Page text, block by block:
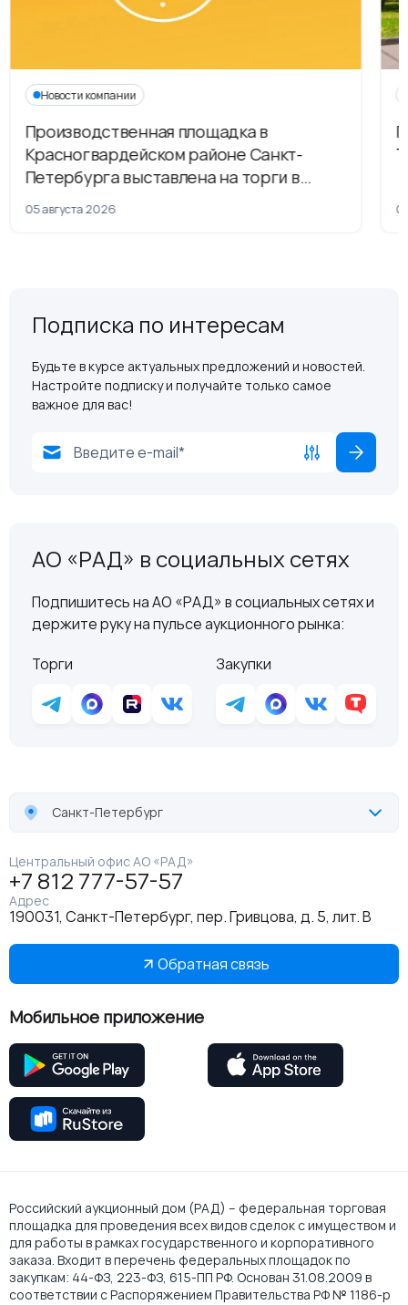
Новости компании
Производственная площадка в
Красногвардейском районе Санкт-
Петербурга выставлена на торги в
рамках приватизации
05 августа 2026
Подписка по интересам
Будьте в курсе актуальных предложений и новостей.
Настройте подписку и получайте только самое
важное для вас!
АО «РАД» в социальных сетях
Подпишитесь на АО «РАД» в социальных сетях и
держите руку на пульсе аукционного рынка:
Торги
Закупки
Санкт-Петербург
Центральный офис АО «РАД»
+7 812 777-57-57
Адрес
190031, Санкт-Петербург, пер. Гривцова, д. 5, лит. В
Обратная связь
Мобильное приложение
Российский аукционный дом (РАД) – федеральная торговая
площадка для проведения всех видов сделок с имуществом и
для работы в рамках государственного и корпоративного
заказа. Входит в перечень федеральных площадок по
закупкам: 44-ФЗ, 223-ФЗ, 615-ПП РФ. Основан 31.08.2009 в
соответствии с Распоряжением Правительства РФ № 1186-р